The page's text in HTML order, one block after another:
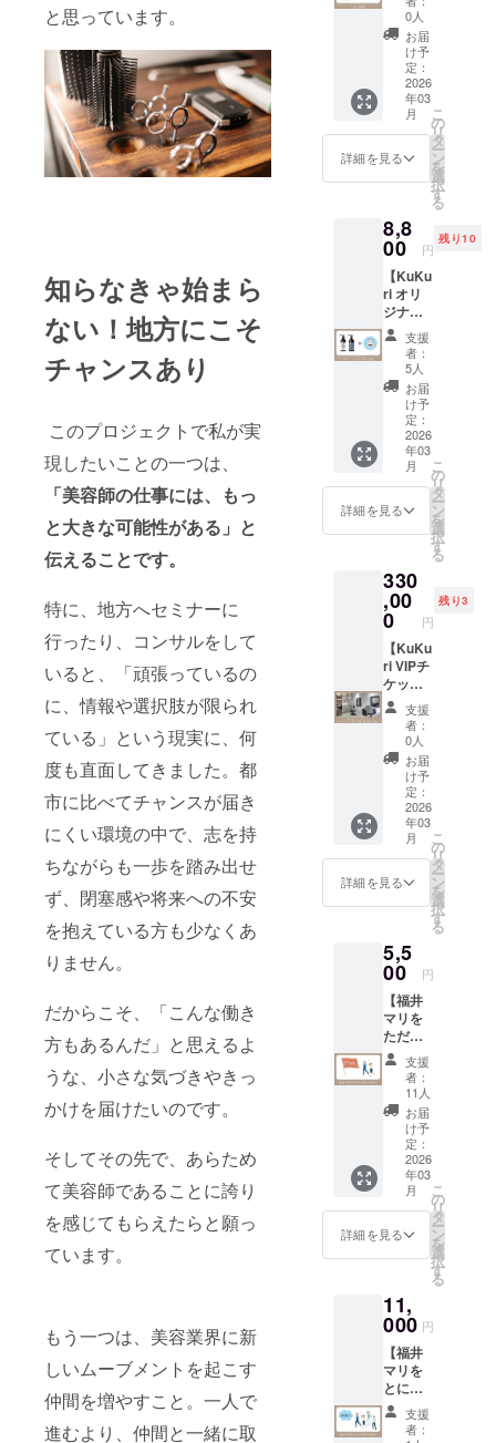
と思っています。
知らなきゃ始まら
ない！地方にこそ
チャンスあり
このプロジェクトで私が実
現したいことの一つは、
「美容師の仕事には、もっ
と大きな可能性がある」と
伝えることです。
特に、地方へセミナーに
行ったり、コンサルをして
いると、「頑張っているの
に、情報や選択肢が限られ
ている」という現実に、何
度も直面してきました。都
市に比べてチャンスが届き
にくい環境の中で、志を持
ちながらも一歩を踏み出せ
ず、閉塞感や将来への不安
を抱えている方も少なくあ
りません。
だからこそ、「こんな働き
方もあるんだ」と思えるよ
うな、小さな気づきやきっ
かけを届けたいのです。
そしてその先で、あらため
て美容師であることに誇り
を感じてもらえたらと願っ
ています。
もう一つは、美容業界に新
しいムーブメントを起こす
仲間を増やすこと。一人で
進むより、仲間と一緒に取
こちら
の書籍
は自費
出版に
て販売
予定で
す。(90
ページ)
※出版後
の変更
をご希
望の場
合は、
修正費
用とし
て別途
10,000
円+税を
頂戴し
ます。
（配信
済の読
者への
自動更
れませ
ん）
いただ
いた場
合にお
いても
返金は
いたし
かねま
書籍は
自費出
す。 ※
書籍は
2026年
1月出版
予定で
す。 ※
書籍が
販売さ
れる限
り掲載
させて
いただ
きま
す。 ※
出版後
載内容
の変更
合は、
修正費
用とし
て別途
20,000
円+税を
頂戴し
ます。
（配信
済の読
者への
自動更
新はさ
れませ
ん）
まして
は、別
途メー
ルにて
ご相談
させて
いただ
きま
す。 ※
予定で
す。
の相談
②ライ
ターに
よる取
材と文
章の作
成 ③デ
ザイ
ナーに
成 ④ク
ラウド
ファン
ディン
グの申
請と公
開 さら
に、出
版のプ
ロ
デュー
スをさ
せてい
ただき
ます。
https://t
okitsuk
aze.co.j
す。 ※
サービ
スにつ
いてご
説明し
ますの
で、購
入を検
討くだ
さって
いる方
はご連
絡くだ
さい。
※詳細は
メール
にて調
整させ
通常紙
書籍の
自費出
版の相
場は数
百万か
かりま
す。 ※
購入者
様がプ
ロジェ
クト
オー
ナーと
なりク
ファン
ディン
ことを
サポー
トさせ
ていた
だくプ
ランと
なりま
す。
シャン
プー+電
子書籍
髪と心
に優し
いシャ
ンプー
を電子
書籍と
セット
でお届
す。 ■
シャン
プー
（300m
l）（定
価：
4,400
円） ■
電子書
籍 【お
店の名
「KuKu
ri」の由
来】 店
名には
「くく
様）」
の名を
込めて
いま
す。 “く
くり”に
は「結
ぶ」
「つな
ぐ」と
いう意
味があ
り、人
と人の
ご縁を
大切
に、心
と心を
という
願いが
込めら
れてい
ます。
この商
品を通
じて、
あなた
と新た
な素敵
なご縁
が生ま
れます
よう
に。 ※
使用方
注意事
項は以
下。 ⚪︎
シャン
プー: 髪
を十分
に濡ら
し、適
0人
お届
け予
定：
2026
年03
月
詳細を見る
こ
の
リ
タ
ー
ン
を
選
択
す
る
8,8
00 円
残り10
【KuKu
ri オリ
ジナ
ル】
KuKuri
シャン
プー＆
トリー
トメン
セット
+電子書
籍 髪と
心に優
しい、
上質な
ケアア
を電子
書籍と
セット
でお届
けしま
す。 ■
シャン
プー
（300m
l）（定
価：
4,400
円） ■
トリー
トメン
（300m
l）（定
価：
4,400
電子書
籍 【お
店の名
前
「KuKu
ri」の由
来】 店
名には
「くく
り姫
（縁結
びの神
様）」
の名を
込めて
いま
す。 “く
「つな
ぐ」と
いう意
味があ
り、人
と人の
ご縁を
大切
支援
者：
5人
お届
け予
定：
2026
年03
月
詳細を見る
こ
の
リ
タ
ー
ン
を
選
択
す
る
330
,00
0 円
残り3
【KuKu
ri VIPチ
ケッ
ト】
オール
ニュー
通い放
題（縮
毛矯正
を除
く）
カッ
ト・カ
ラー・
トリー
トな
ど、
KuKuri
のメ
ニュー
が通い
放題
に！（※
縮毛矯
正は対
象外）
通常1回
あたり
24,200
円相当
の施術
が、期
れる超
プレミ
アムチ
ケッ
ト！
【有効
期限】
2026年
支援
者：
0人
お届
け予
定：
2026
年03
月
詳細を見る
こ
の
リ
タ
ー
ン
を
選
択
す
る
5,5
00 円
【福井
マリを
ただた
だ応援
の気持
ち】 た
だただ
福井マ
リを応
援して
くださ
るとい
う方は
こちら
のリ
ターン
びくだ
さい。
お礼の
メッ
セージ
をお送
りしま
す ！
支援
者：
11人
お届
け予
定：
2026
年03
月
詳細を見る
こ
の
リ
タ
ー
ン
を
選
択
す
る
11,
000 円
【福井
マリを
とにか
く応援
の気持
支援
者：